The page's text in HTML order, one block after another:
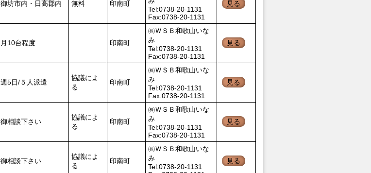
御坊市内・日高郡内 無料 印南町
Tel:0738-20-1131
Fax:0738-20-1131
見る
月10台程度 印南町
㈱ＷＳＢ和歌山いな
み
Tel:0738-20-1131
Fax:0738-20-1131
見る
週5日/５人派遣
協議によ
る
印南町
㈱ＷＳＢ和歌山いな
み
Tel:0738-20-1131
Fax:0738-20-1131
見る
御相談下さい
協議によ
る
印南町
㈱ＷＳＢ和歌山いな
み
Tel:0738-20-1131
Fax:0738-20-1131
見る
御相談下さい
協議によ
る
印南町
㈱ＷＳＢ和歌山いな
み
Tel:0738-20-1131
見る